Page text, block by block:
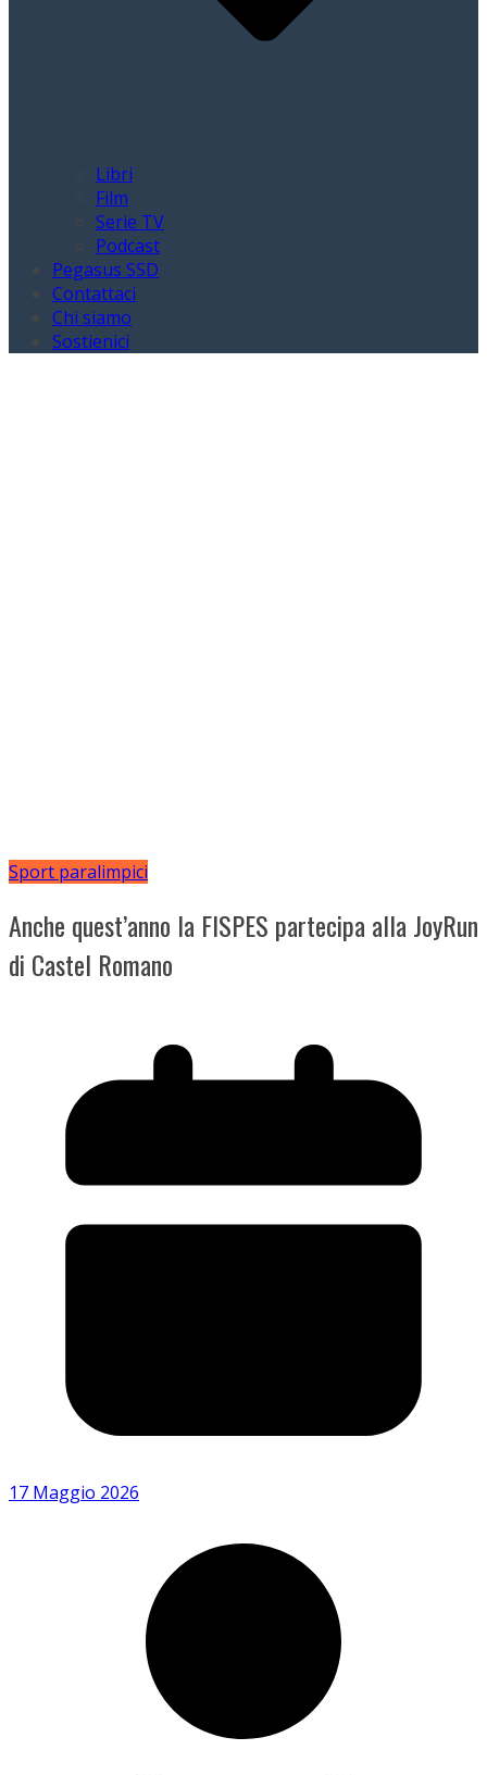
Libri
Film
Serie TV
Podcast
Pegasus SSD
Contattaci
Chi siamo
Sostienici
Sport paralimpici
Anche quest’anno la FISPES partecipa alla JoyRun
di Castel Romano
17 Maggio 2026